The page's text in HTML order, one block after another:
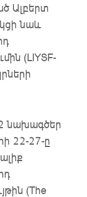
Ալբերտ
նաև
(LIYSF-
նախագծեր
22-27-ը
(The